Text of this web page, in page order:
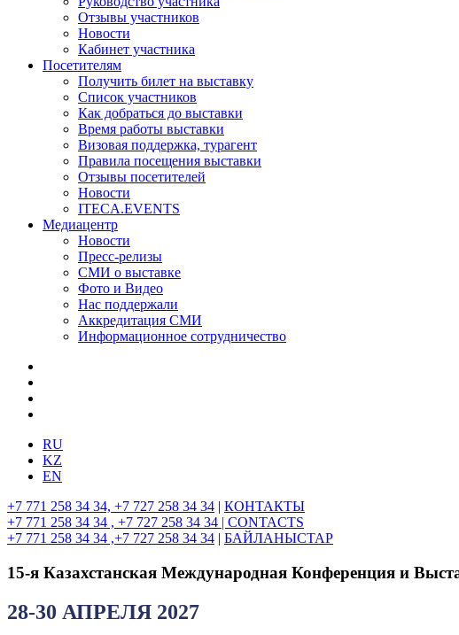
Отзывы участников
Новости
Кабинет участника
Посетителям
Получить билет на выставку
Список участников
Как добраться до выставки
Время работы выставки
Визовая поддержка, турагент
Правила посещения выставки
Отзывы посетителей
Новости
ITECA.EVENTS
Медиацентр
Новости
Пресс-релизы
СМИ о выставке
Фото и Видео
Нас поддержали
Аккредитация СМИ
Информационное сотрудничество
RU
KZ
EN
+7 771 258 34 34, +7 727 258 34 34 | КОНТАКТЫ
+7 771 258 34 34 , +7 727 258 34 34 | CONTACTS
+7 771 258 34 34 ,+7 727 258 34 34 | БАЙЛАНЫСТАР
15-я Казахстанская Международная Конференция и
28-30 АПРЕЛЯ 2027